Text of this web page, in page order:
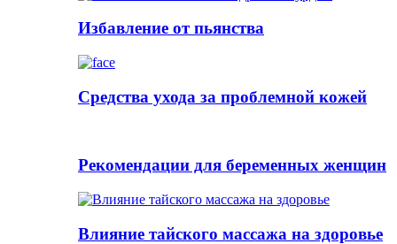
Избавление от пьянства
Cредства ухода за проблемной кожей
Рекомендации для беременных женщин
Влияние тайского массажа на здоровье